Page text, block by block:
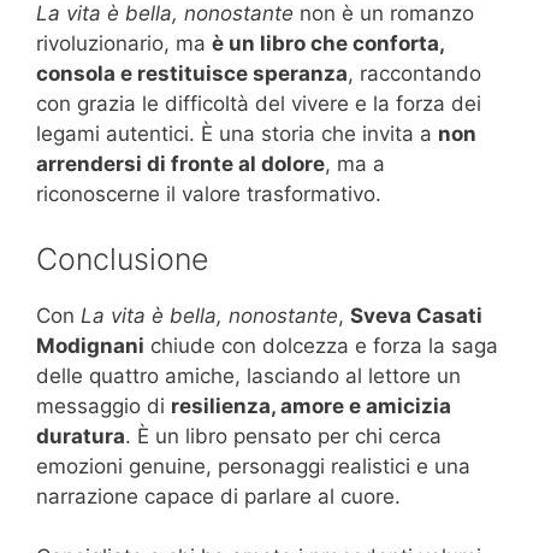
La vita è bella, nonostante non è un romanzo
rivoluzionario, ma è un libro che conforta,
consola e restituisce speranza, raccontando
con grazia le difficoltà del vivere e la forza dei
legami autentici. È una storia che invita a non
arrendersi di fronte al dolore, ma a
riconoscerne il valore trasformativo.
Conclusione
Con La vita è bella, nonostante, Sveva Casati
Modignani chiude con dolcezza e forza la saga
delle quattro amiche, lasciando al lettore un
messaggio di resilienza, amore e amicizia
duratura. È un libro pensato per chi cerca
emozioni genuine, personaggi realistici e una
narrazione capace di parlare al cuore.